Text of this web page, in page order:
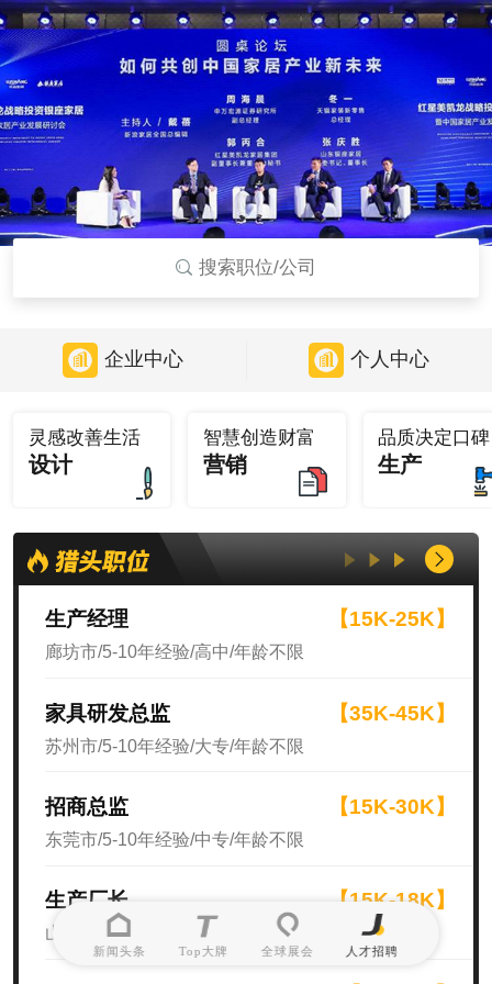
搜索职位/公司
企业中心 个人中心
灵感改善生活
设计
智慧创造财富
营销
品质决定口碑
生产
生产经理 【15K-25K】
廊坊市/5-10年经验/高中/年龄不限
家具研发总监 【35K-45K】
苏州市/5-10年经验/大专/年龄不限
招商总监 【15K-30K】
东莞市/5-10年经验/中专/年龄不限
生产厂长 【15K-18K】
山东省/10年以上经验/高中/年龄不限
新闻头条 Top大牌 全球展会 人才招聘